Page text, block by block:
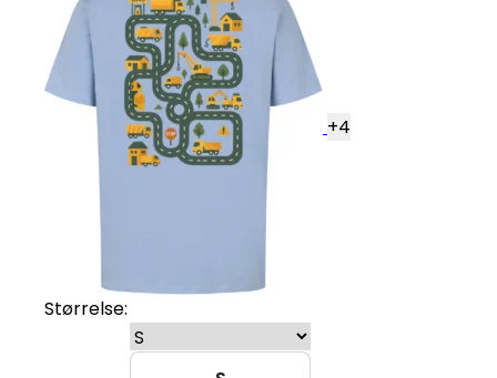
+4
Størrelse: